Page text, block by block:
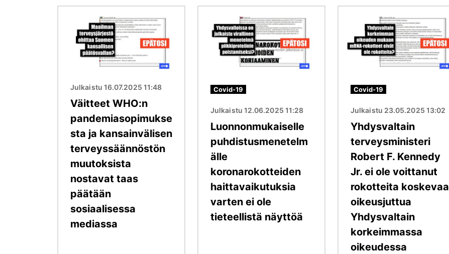
Julkaistu 16.07.2025 11:48
Väitteet WHO:n
pandemiasopimukse
sta ja kansainvälisen
terveyssäännöstön
muutoksista
nostavat taas
päätään
sosiaalisessa
mediassa
Covid-19
Julkaistu 12.06.2025 11:28
Luonnonmukaiselle
puhdistusmenetelm
älle
koronarokotteiden
haittavaikutuksia
varten ei ole
tieteellistä näyttöä
Covid-19
Julkaistu 23.05.2025 13:02
Yhdysvaltain
terveysministeri
Robert F. Kennedy
Jr. ei ole voittanut
rokotteita koskevaa
oikeusjuttua
Yhdysvaltain
korkeimmassa
oikeudessa